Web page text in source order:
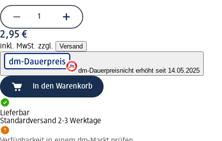
2,95 €
inkl. MwSt. zzgl. Versand
dm-Dauerpreisnicht erhöht seit 14.05.2025
In den Warenkorb
Lieferbar
Standardversand 2-3 Werktage